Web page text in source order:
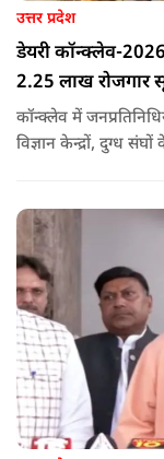
उत्तर प्रदेश
डेयरी कॉन्क्लेव-
2.25 लाख रोजगार
कॉन्क्लेव में
विज्ञान केन्द्रों, दुग्ध